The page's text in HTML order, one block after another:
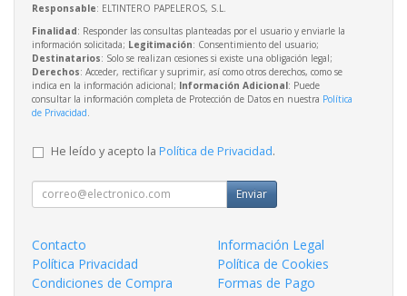
Responsable: ELTINTERO PAPELEROS, S.L.
Finalidad: Responder las consultas planteadas por el usuario y enviarle la
información solicitada; Legitimación: Consentimiento del usuario;
Destinatarios: Solo se realizan cesiones si existe una obligación legal;
Derechos: Acceder, rectificar y suprimir, así como otros derechos, como se
indica en la información adicional; Información Adicional: Puede
consultar la información completa de Protección de Datos en nuestra Política
de Privacidad
He leído y acepto la Política de Privacidad.
Enviar
Contacto
Información Legal
Política Privacidad
Política de Cookies
Condiciones de Compra
Formas de Pago